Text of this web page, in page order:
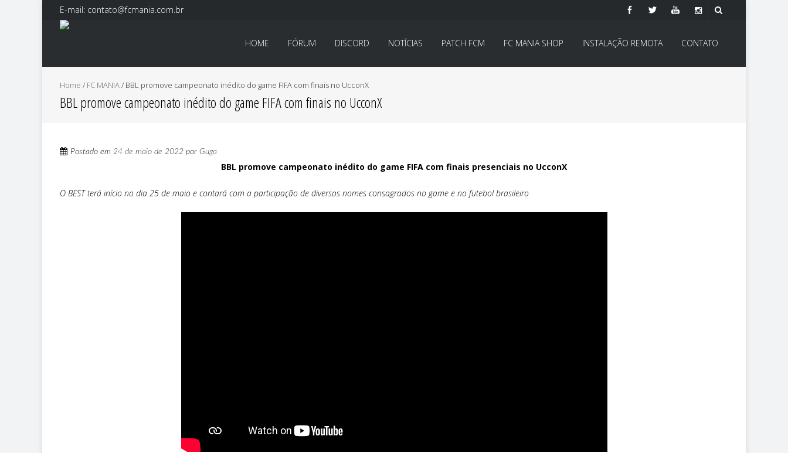
E-mail: contato@fcmania.com.br
HOME FÓRUM DISCORD NOTÍCIAS PATCH FCM FC MANIA SHOP INSTALAÇÃO REMOTA CONTATO
Home / FC MANIA/ BBL promove campeonato inédito do game FIFA com finais no UcconX
BBL promove campeonato inédito do game FIFA com finais no UcconX
Postado em 24 de maio de 2022 por Guga
BBL promove campeonato inédito do game FIFA com finais presenciais no UcconX
O BEST terá início no dia 25 de maio e contará com a participação de diversos nomes consagrados no game e no futebol brasileiro